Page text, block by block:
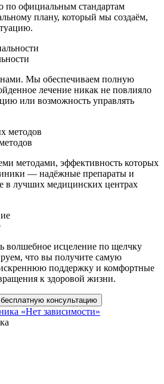
по официальным стандартам
плану, который мы создаём,
нами. Мы обеспечиваем полную
лечение никак не повлияло
или возможность управлять
методами, эффективность которых
— надёжные препараты и
в лучших медицинских центрах
исцеление по щелчку
что вы получите самую
поддержку и комфортные
к здоровой жизни.
консультацию